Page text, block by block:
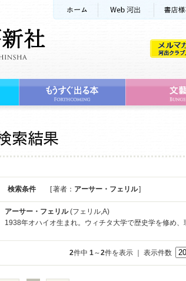
検索条件 [ 著者： アーサー・フェリル]
アーサー・フェリル(フェリル,A)
1938年オハイオ生まれ。ウィチタ大学で歴史学を修め
2件中 1～2件を表示 ｜ 表示件数